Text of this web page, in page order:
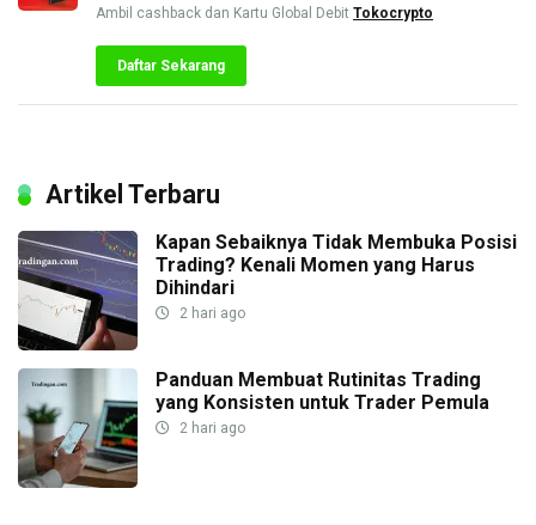
Ambil cashback dan Kartu Global Debit Tokocrypto
Daftar Sekarang
Artikel Terbaru
Kapan Sebaiknya Tidak Membuka Posisi
Trading? Kenali Momen yang Harus
Dihindari
2 hari ago
Panduan Membuat Rutinitas Trading
yang Konsisten untuk Trader Pemula
2 hari ago